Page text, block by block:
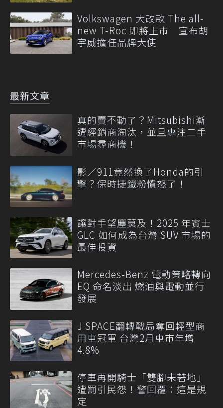
Volkswagen 大改款 The all-
new T-Roc 即將上市 宣布胡
宇威擔任品牌大使
最新文章
真的賣不動了？Mitsubishi漸
遭經銷商淘汰，並且專注二手
市場尋商機！
影／911竟然換了Honda的引
擎？保時捷鐵粉憤怒了！
讓對手望塵莫及！2025 年賓士
GLC 如何成為台灣 SUV 市場的
最佳投資
Mercedes-Benz 電動策略轉向
EQ 命名淡出 燃油與電動並行
發展
J SPACE翻轉戰局奪回輕型商
用車冠軍 台灣2月車市年增
4.8%
停車再開騎士「雙腳未著地」
遭罰引民怨！警回覆：這是規
定